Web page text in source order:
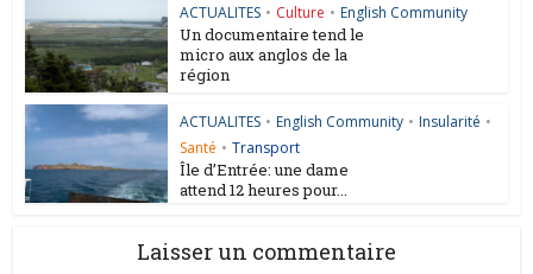
ACTUALITES • Culture • English Community
Un documentaire tend le
micro aux anglos de la
région
ACTUALITES • English Community • Insularité •
Santé • Transport
Île d’Entrée: une dame
attend 12 heures pour...
Laisser un commentaire